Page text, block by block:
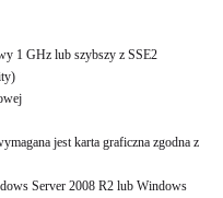
1 GHz lub szybszy z SSE2
jest karta graficzna zgodna z
Server 2008 R2 lub Windows